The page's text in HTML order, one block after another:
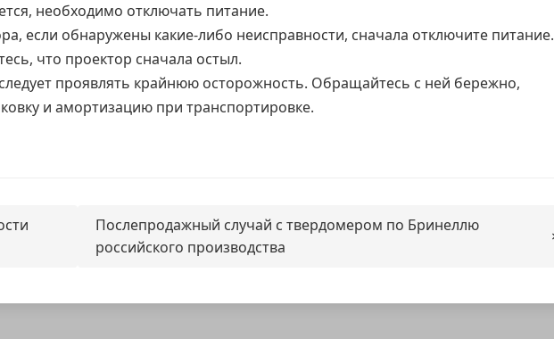
необходимо отключать питание.
если обнаружены какие-либо неисправности, сначала отключите питание.
что проектор сначала остыл.
проявлять крайнюю осторожность. Обращайтесь с ней бережно,
и амортизацию при транспортировке.
Послепродажный случай с твердомером по Бринеллю
российского производства